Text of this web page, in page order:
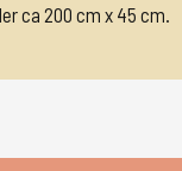
ca 200 cm x 45 cm.